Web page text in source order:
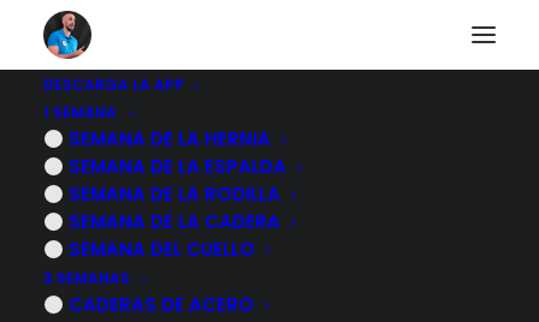
DESCARGA LA APP
1 SEMANA
SEMANA DE LA HERNIA
SEMANA DE LA ESPALDA
SEMANA DE LA RODILLA
SEMANA DE LA CADERA
SEMANA DEL CUELLO
3 SEMANAS
CADERAS DE ACERO
Tendinitis del tibial
posterior, que es y
por que se produce
15 MAYO, 2025 | POR